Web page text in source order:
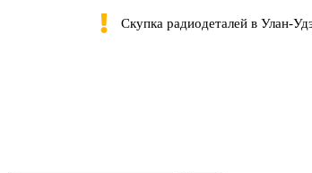
Скупка радиодеталей в Улан-